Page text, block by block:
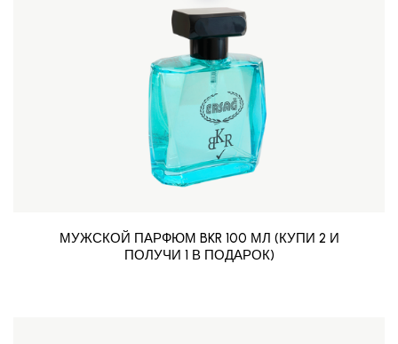
МУЖСКОЙ ПАРФЮМ BKR 100 МЛ (КУПИ 2 И
ПОЛУЧИ 1 В ПОДАРОК)